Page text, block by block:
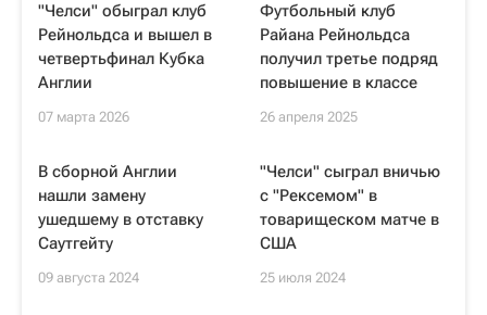
"Челси" обыграл клуб
Рейнольдса и вышел в
четвертьфинал Кубка
Англии
07 марта 2026
Футбольный клуб
Райана Рейнольдса
получил третье подряд
повышение в классе
26 апреля 2025
В сборной Англии
нашли замену
ушедшему в отставку
Саутгейту
09 августа 2024
"Челси" сыграл вничью
с "Рексемом" в
товарищеском матче в
США
25 июля 2024